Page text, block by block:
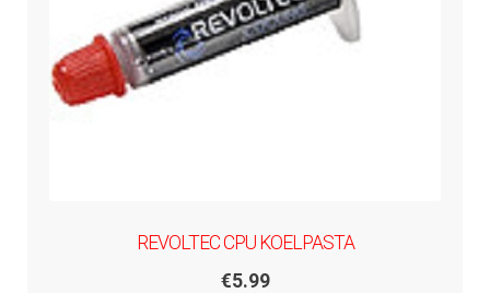
REVOLTEC CPU KOELPASTA
€5.99